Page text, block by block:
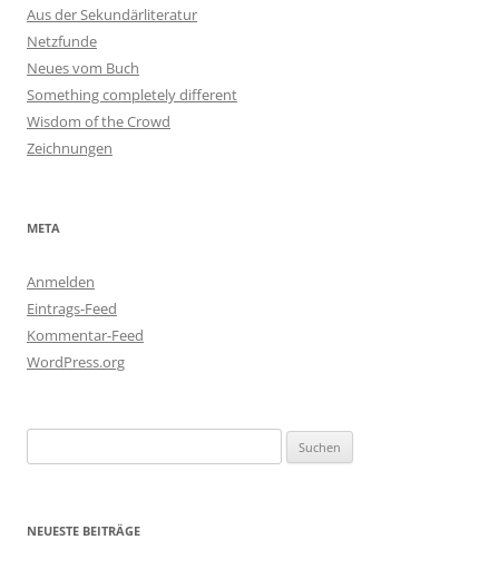
Aus der Sekundärliteratur
Netzfunde
Neues vom Buch
Something completely different
Wisdom of the Crowd
Zeichnungen
META
Anmelden
Eintrags-Feed
Kommentar-Feed
WordPress.org
nach:
NEUESTE BEITRÄGE